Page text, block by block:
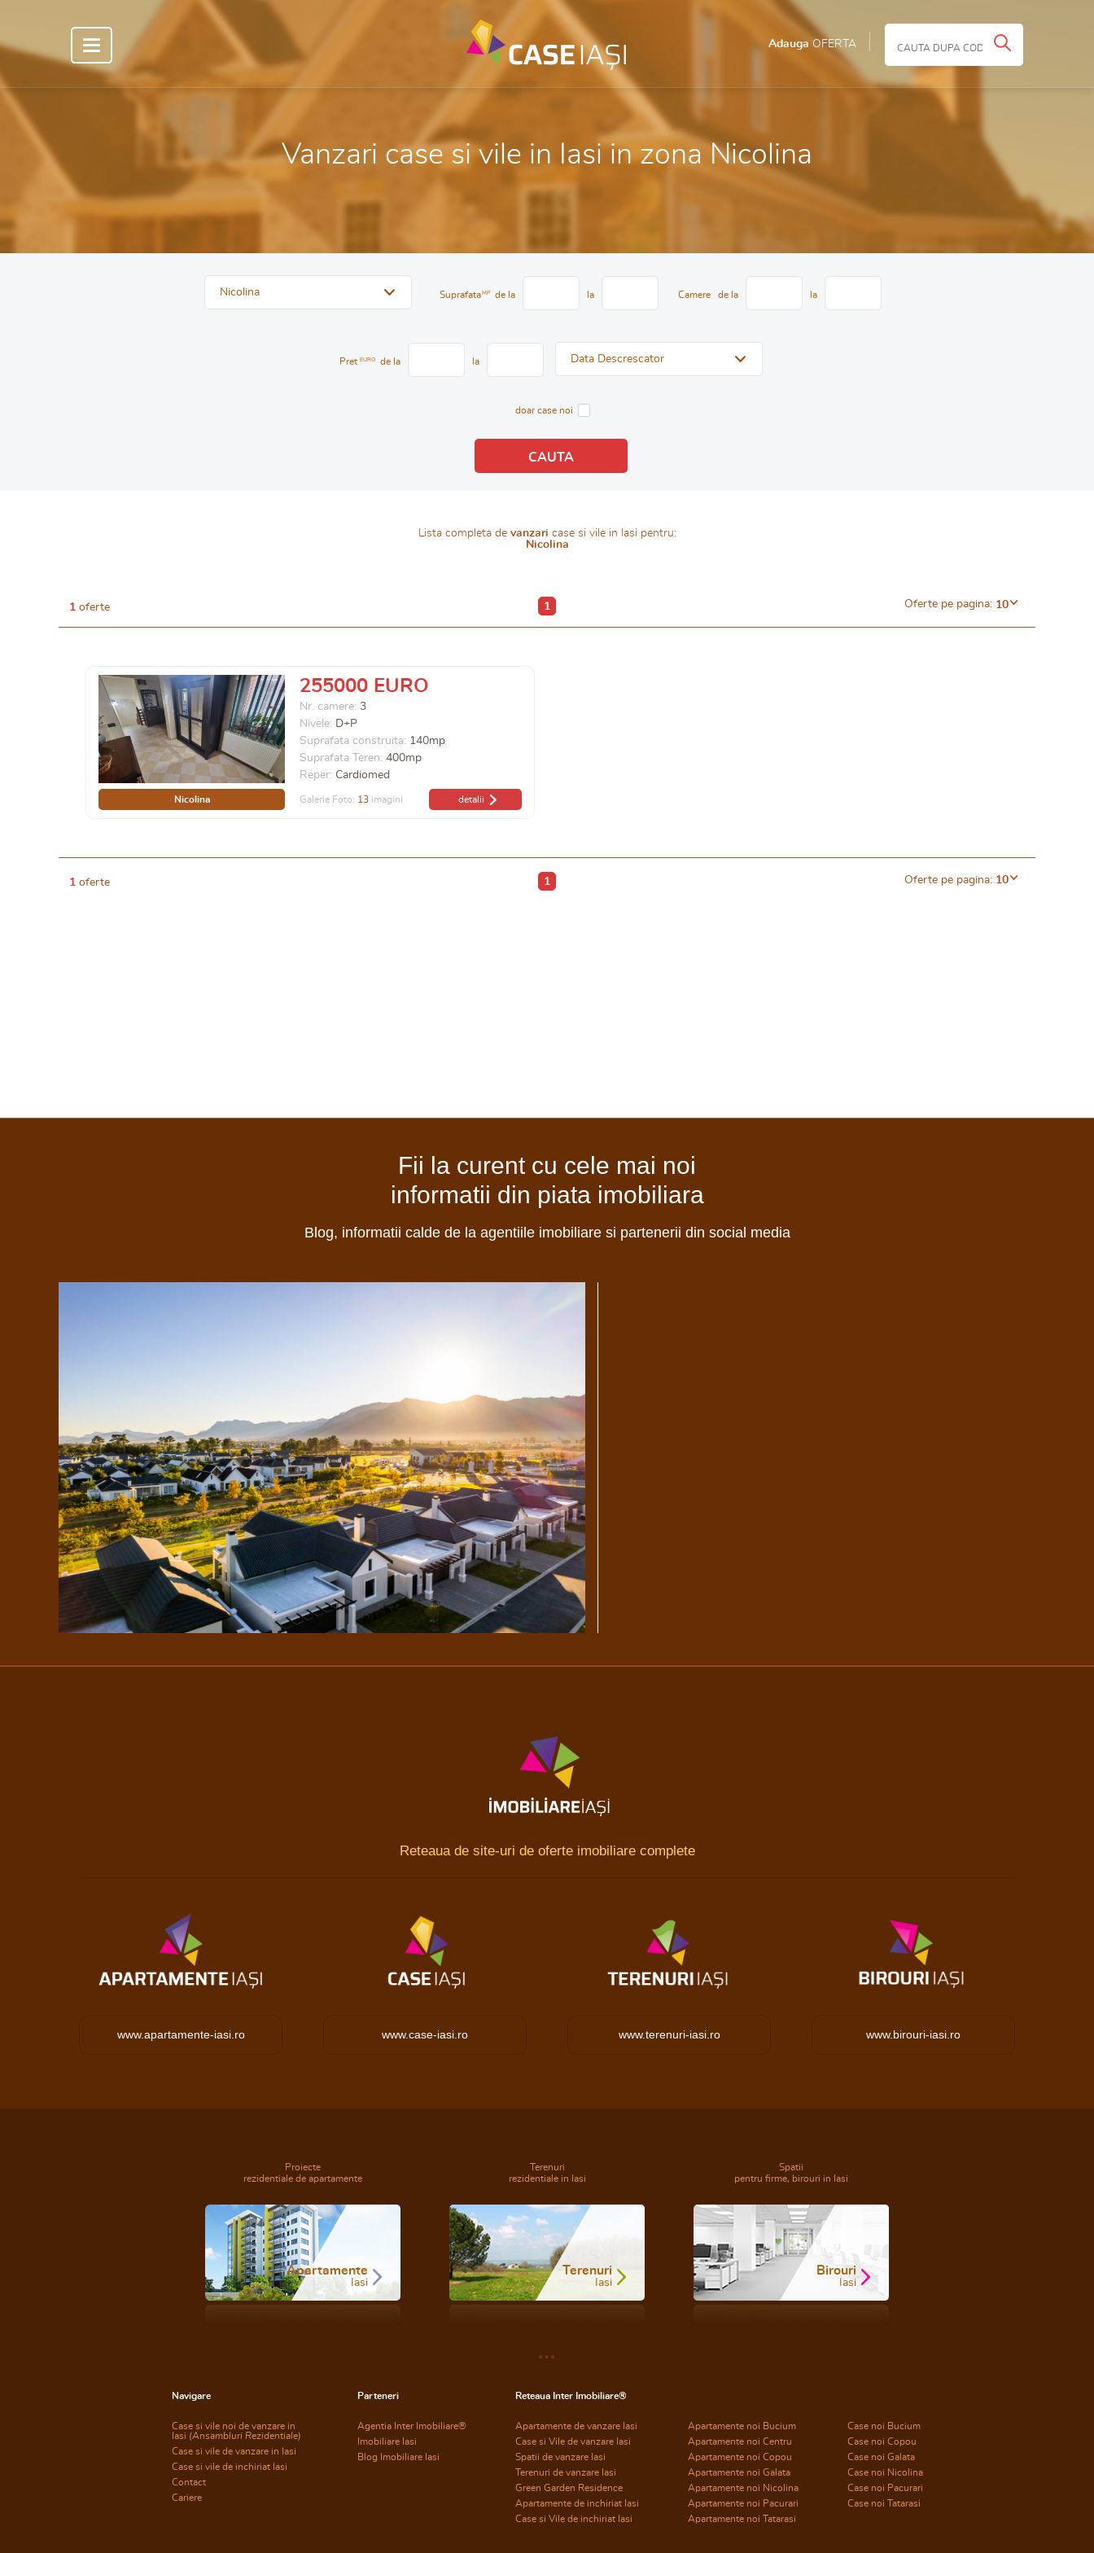
Adauga OFERTA
Vanzari case si vile in Iasi in zona Nicolina
Nicolina Suprafata MP de la la Camere de la la
Pret EURO de la la Data Descrescator
doar case noi
Lista completa de vanzari case si vile in Iasi pentru:
Nicolina
1 oferte 1 Oferte pe pagina: 10
255000 EURO
Nr. camere: 3
Nivele: D+P
Suprafata construita: 140mp
Suprafata Teren: 400mp
Reper: Cardiomed
Nicolina Galerie Foto: 13 imagini detalii
1 oferte 1 Oferte pe pagina: 10
Fii la curent cu cele mai noi
informatii din piata imobiliara
Blog, informatii calde de la agentiile imobiliare si partenerii din social media
Reteaua de site-uri de oferte imobiliare complete
www.apartamente-iasi.ro www.case-iasi.ro www.terenuri-iasi.ro www.birouri-iasi.ro
Proiecte
rezidentiale de apartamente
Apartamente
Iasi
Terenuri
rezidentiale in Iasi
Terenuri
Iasi
Spatii
pentru firme, birouri in Iasi
Birouri
Iasi
Navigare
Case si vile noi de vanzare in
Iasi (Ansambluri Rezidentiale)
Case si vile de vanzare in Iasi
Case si vile de inchiriat Iasi
Contact
Cariere
Parteneri
Agentia Inter Imobiliare®
Imobiliare Iasi
Blog Imobiliare Iasi
Reteaua Inter Imobiliare®
Apartamente de vanzare Iasi
Case si Vile de vanzare Iasi
Spatii de vanzare Iasi
Terenuri de vanzare Iasi
Green Garden Residence
Apartamente de inchiriat Iasi
Case si Vile de inchiriat Iasi
Apartamente noi Bucium
Apartamente noi Centru
Apartamente noi Copou
Apartamente noi Galata
Apartamente noi Nicolina
Apartamente noi Pacurari
Apartamente noi Tatarasi
Case noi Bucium
Case noi Copou
Case noi Galata
Case noi Nicolina
Case noi Pacurari
Case noi Tatarasi